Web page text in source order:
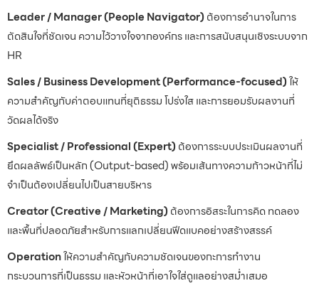
Leader / Manager (People Navigator)ต้องการอำนาจในการ
ตัดสินใจที่ชัดเจน ความไว้วางใจจากองค์กร และการสนับสนุนเชิงระบบจาก
HR
Sales / Business Development (Performance-focused)ให้
ความสำคัญกับค่าตอบแทนที่ยุติธรรม โปร่งใส และการยอมรับผลงานที่
วัดผลได้จริง
Specialist / Professional (Expert)ต้องการระบบประเมินผลงานที่
ยึดผลลัพธ์เป็นหลัก (Output-based) พร้อมเส้นทางความก้าวหน้าที่ไม่
จำเป็นต้องเปลี่ยนไปเป็นสายบริหาร
Creator (Creative / Marketing)ต้องการอิสระในการคิด ทดลอง
และพื้นที่ปลอดภัยสำหรับการแลกเปลี่ยนฟีดแบคอย่างสร้างสรรค์
Operationให้ความสำคัญกับความชัดเจนของกะการทำงาน
กระบวนการที่เป็นธรรม และหัวหน้าที่เอาใจใส่ดูแลอย่างสม่ำเสมอ